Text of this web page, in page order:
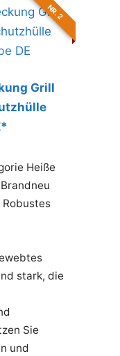
NR. 2
Grill
Heiße
stark, die
Sie
und